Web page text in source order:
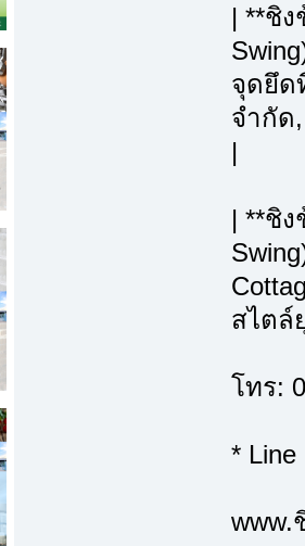
| **ชิ
จุดยึด
จำกัด
|
| **ชิง
สไตล์
โทร:
* Line
www.